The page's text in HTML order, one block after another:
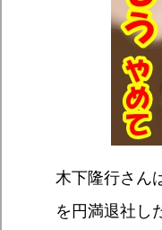
木下隆行さん
を円満退社し